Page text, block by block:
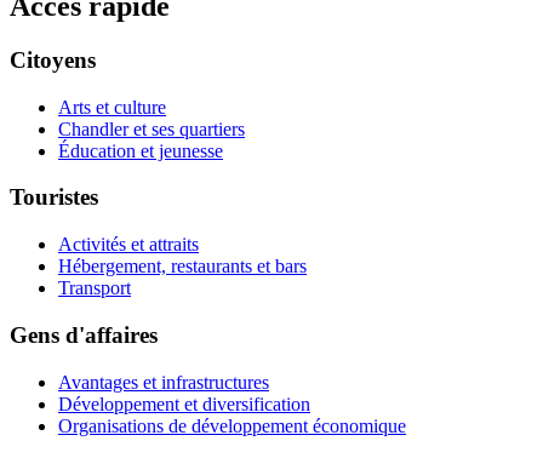
Citoyens
Arts et culture
Chandler et ses quartiers
Éducation et jeunesse
Touristes
Activités et attraits
Hébergement, restaurants et bars
Transport
Gens d'affaires
Avantages et infrastructures
Développement et diversification
Organisations de développement économique